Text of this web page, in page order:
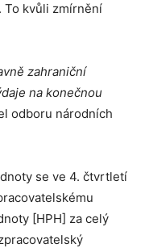
To kvůli zmírnění
zahraniční
na konečnou
odboru národních
se ve 4. čtvrtletí
[HPH] za celý